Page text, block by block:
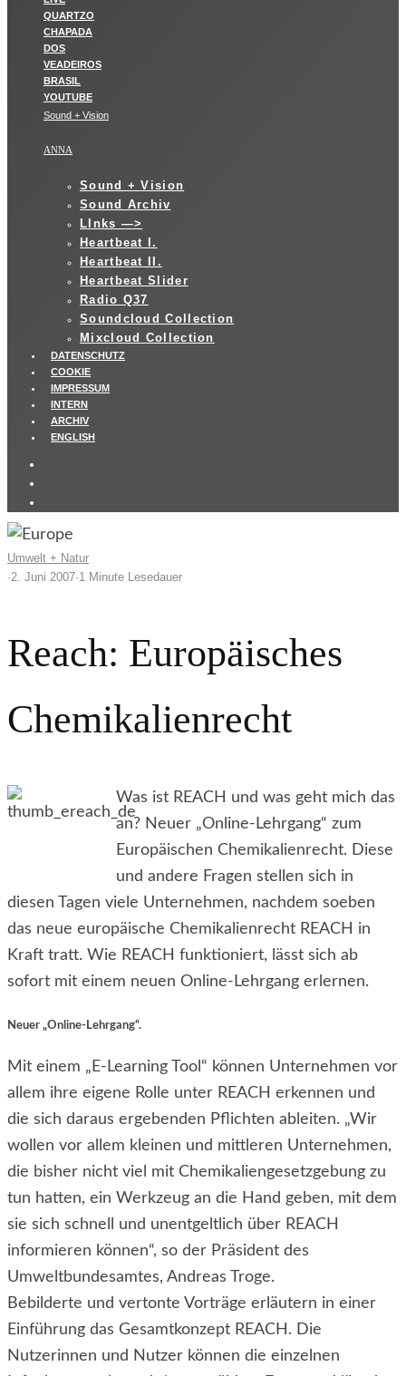
Sound + Vision
ANNA
Sound + Vision
Sound Archiv
LInks —>
Heartbeat I.
Heartbeat II.
Heartbeat Slider
Radio Q37
Soundcloud Collection
Mixcloud Collection
DATENSCHUTZ
COOKIE
IMPRESSUM
INTERN
ARCHIV
ENGLISH
Umwelt + Natur
·2. Juni 2007·1 Minute Lesedauer
Reach: Europäisches
Chemikalienrecht
Was ist REACH und was geht mich das
an? Neuer „Online-Lehrgang“ zum
Europäischen Chemikalienrecht. Diese
und andere Fragen stellen sich in
diesen Tagen viele Unternehmen, nachdem soeben
das neue europäische Chemikalienrecht REACH in
Kraft tratt. Wie REACH funktioniert, lässt sich ab
sofort mit einem neuen Online-Lehrgang erlernen.
Neuer „Online-Lehrgang“.
Mit einem „E-Learning Tool“ können Unternehmen vor
allem ihre eigene Rolle unter REACH erkennen und
die sich daraus ergebenden Pflichten ableiten. „Wir
wollen vor allem kleinen und mittleren Unternehmen,
die bisher nicht viel mit Chemikaliengesetzgebung zu
tun hatten, ein Werkzeug an die Hand geben, mit dem
sie sich schnell und unentgeltlich über REACH
informieren können“, so der Präsident des
Umweltbundesamtes, Andreas Troge.
Bebilderte und vertonte Vorträge erläutern in einer
Einführung das Gesamtkonzept REACH. Die
Nutzerinnen und Nutzer können die einzelnen